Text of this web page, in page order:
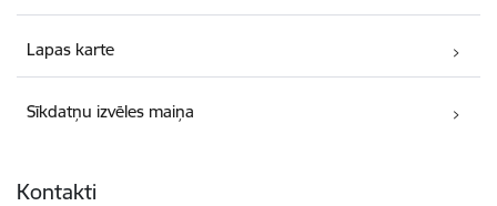
Lapas karte
Sīkdatņu izvēles maiņa
Kontakti